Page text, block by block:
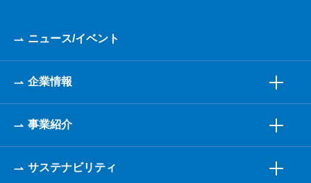
ニュース/イベント
企業情報
事業紹介
サステナビリティ